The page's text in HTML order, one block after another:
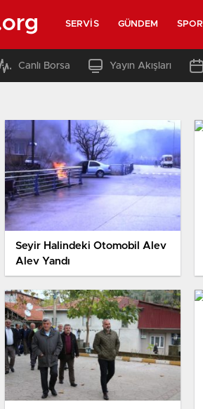
SERVIS GÜNDEM SPOR
Canlı Borsa Yayın Akışları
Seyir Halindeki Otomobil Alev
Alev Yandı